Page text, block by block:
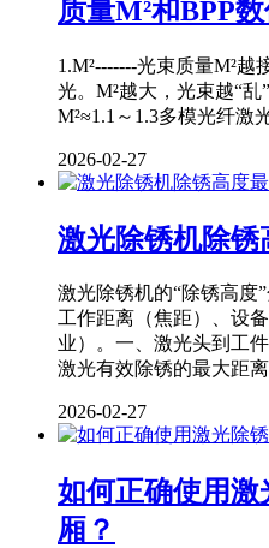
质量M²和BPP
1.M²-------光束质量M²
光。M²越大，光束越“
M²≈1.1～1.3多模光纤激
2026-02-27
激光除锈机除
激光除锈机的“除锈高度
工作距离（焦距）、设
业）。一、激光头到工
激光有效除锈的最大距
2026-02-27
如何正确使用
厢？